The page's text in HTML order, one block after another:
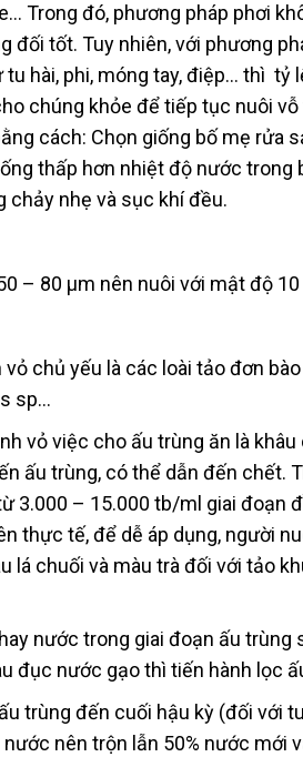
Trong đó, phương pháp phơi
đối tốt. Tuy nhiên, với phương
hài, phi, móng tay, điệp… thì tỷ
chúng khỏe để tiếp tục nuôi
cách: Chọn giống bố mẹ rửa
thấp hơn nhiệt độ nước trong
chảy nhẹ và sục khí đều.
– 80 µm nên nuôi với mật độ
chủ yếu là các loài tảo đơn
sp…
vỏ việc cho ấu trùng ăn là
ấu trùng, có thể dẫn đến chết.
3.000 – 15.000 tb/ml giai đoạn
thực tế, để dễ áp dụng, người
lá chuối và màu trà đối với tảo
nước trong giai đoạn ấu trùng
đục nước gạo thì tiến hành lọc
trùng đến cuối hậu kỳ (đối với
nên trộn lẫn 50% nước mới